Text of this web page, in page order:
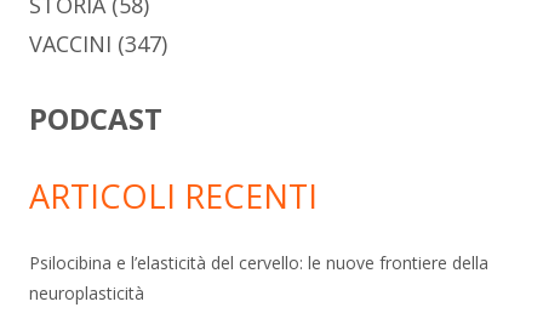
VACCINI (347)
PODCAST
ARTICOLI RECENTI
Psilocibina e l’elasticità del cervello: le nuove frontiere della
neuroplasticità